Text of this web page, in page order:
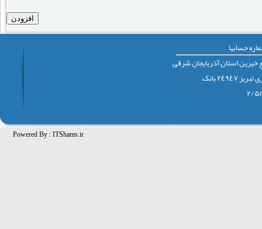
افزودن
حسابها
استان آذربايجان شرقی
بانک
Powered By : ITShams.ir